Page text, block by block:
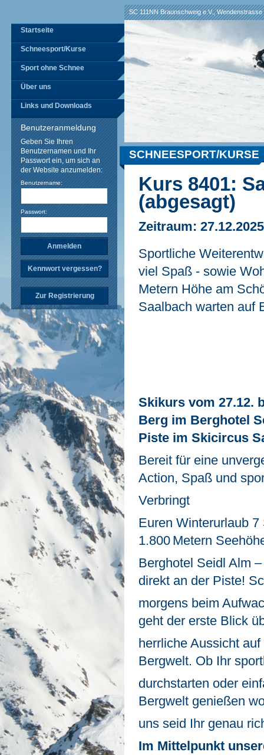
SC 111NN Braunschweig e.V.,
Startseite
Schneesport/Kurse
Sport ohne Schnee
Über uns
Links und Downloads
Benutzeranmeldung
Geben Sie Ihren
Benutzernamen und Ihr
Passwort ein, um sich an
der Website anzumelden:
Benutzername:
Passwort:
Kennwort vergessen?
Zur Registrierung
SCHNEESPORT/KURSE
Kurs 8401:
(abgesagt)
Zeitraum:
Sportliche
viel Spaß - sowie
Metern Höhe am
Saalbach warten auf
Skikurs vom 27.12.
Berg im Berghotel
Piste im Skicircus
Bereit für eine
Action, Spaß und
Verbringt
Euren Winterurlaub
1.800 Metern
Berghotel Seidl Alm
direkt an der Piste!
morgens beim
geht der erste Blick
herrliche Aussicht
Bergwelt. Ob Ihr
durchstarten oder
Bergwelt genießen
uns seid Ihr genau
Im Mittelpunkt